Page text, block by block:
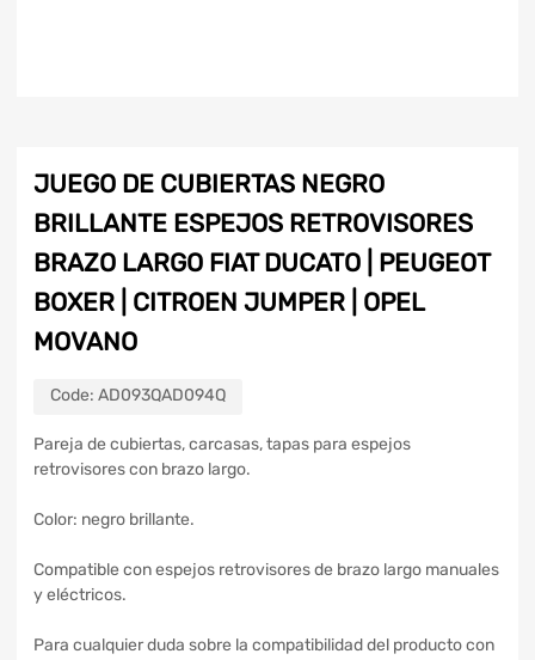
JUEGO DE CUBIERTAS NEGRO
BRILLANTE ESPEJOS RETROVISORES
BRAZO LARGO FIAT DUCATO | PEUGEOT
BOXER | CITROEN JUMPER | OPEL
MOVANO
Code: AD093QAD094Q
Pareja de cubiertas, carcasas, tapas para espejos
retrovisores con brazo largo.
Color: negro brillante.
Compatible con espejos retrovisores de brazo largo manuales
y eléctricos.
Para cualquier duda sobre la compatibilidad del producto con